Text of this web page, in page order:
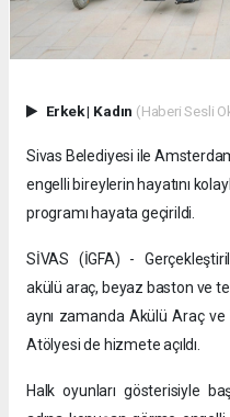
Erkek| Kadın (Haberi Sesli
Sivas Belediyesi ile
engelli bireylerin hayatını
programı hayata geçirildi.
SİVAS (İGFA) -
akülü araç, beyaz baston ve
aynı zamanda Akülü Araç ve
Atölyesi de hizmete açıldı.
Halk oyunları gösterisiyle